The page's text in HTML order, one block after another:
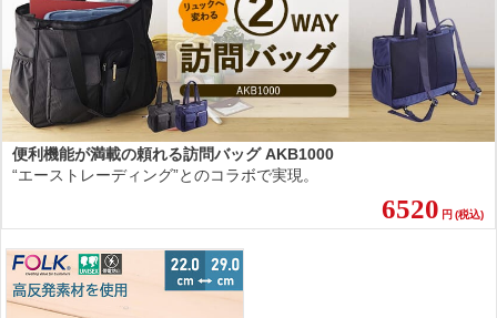
便利機能が満載の頼れる訪問バッグ AKB1000
“エーストレーディング”とのコラボで実現。
6520 円 (税込)